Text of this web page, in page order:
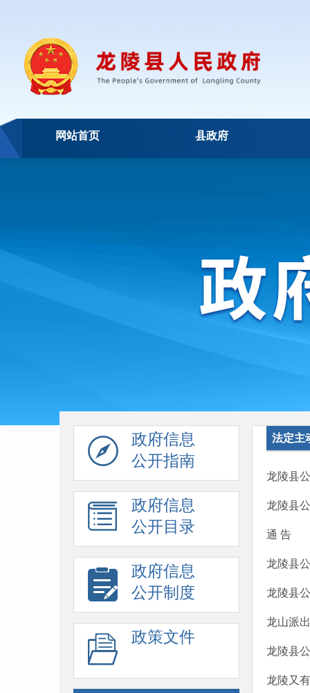
网站首页 县政府
政府信息
公开指南
政府信息
公开目录
政府信息
公开制度
政策文件
法定主
龙陵县
龙陵县
通 告
龙陵县
龙陵县
龙山派
龙陵县
龙陵又